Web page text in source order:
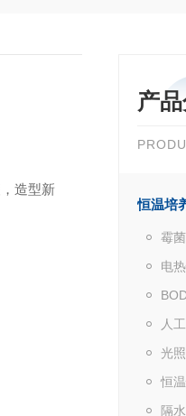
产
恒温培
霉
电
人
光
恒
隔
造型新